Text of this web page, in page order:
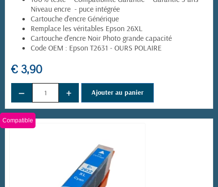
Niveau encre - puce intégrée
Cartouche d'encre Générique
Remplace les véritables Epson 26XL
Cartouche d'encre Noir Photo grande capacité
Code OEM : Epson T2631 - OURS POLAIRE
€ 3,90
− + Ajouter au panier
Compatible